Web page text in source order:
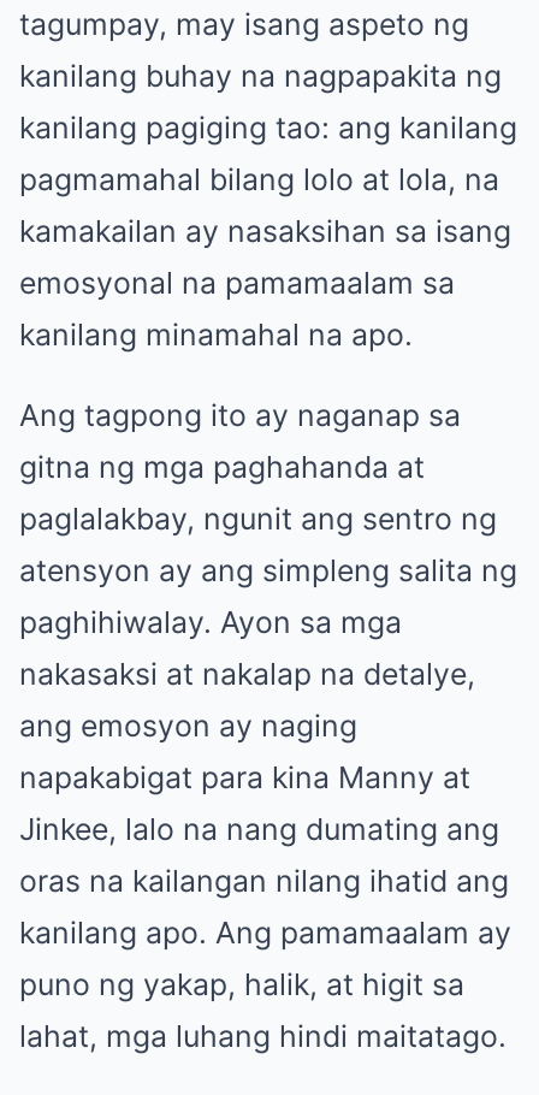
tagumpay, may isang aspeto ng
kanilang buhay na nagpapakita ng
kanilang pagiging tao: ang kanilang
pagmamahal bilang lolo at lola, na
kamakailan ay nasaksihan sa isang
emosyonal na pamamaalam sa
kanilang minamahal na apo.
Ang tagpong ito ay naganap sa
gitna ng mga paghahanda at
paglalakbay, ngunit ang sentro ng
atensyon ay ang simpleng salita ng
paghihiwalay. Ayon sa mga
nakasaksi at nakalap na detalye,
ang emosyon ay naging
napakabigat para kina Manny at
Jinkee, lalo na nang dumating ang
oras na kailangan nilang ihatid ang
kanilang apo. Ang pamamaalam ay
puno ng yakap, halik, at higit sa
lahat, mga luhang hindi maitatago.